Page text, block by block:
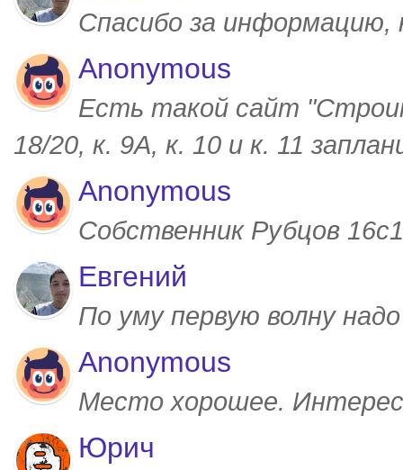
Спасибо за
Anonymous
Есть такой сайт
18/20, к. 9А, к. 10 и к. 11
Anonymous
Собственник Рубцов
Евгений
По уму первую волну
Anonymous
Место хорошее.
Юрич